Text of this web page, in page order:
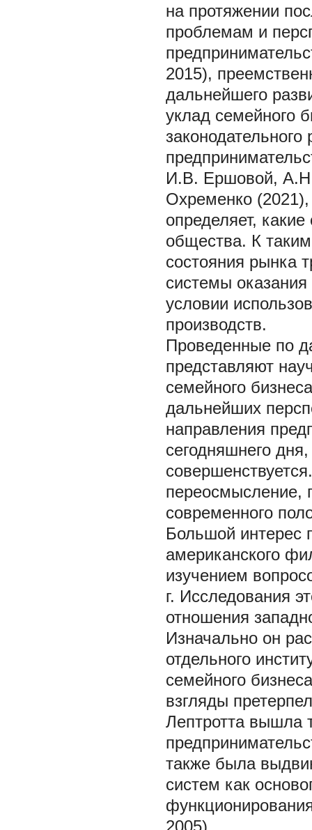
на протяжении
проблемам и
2015),
дальнейшего
уклад семейного
законодательного
И.В. Ершовой,
Охременко (2021),
определяет,
общества. К
состояния рынка
системы оказания
условии
производств.
Проведенные по
представляют
семейного
дальнейших
направления
сегодняшнего
переосмысление,
современного
Большой интерес
американского
изучением
г. Исследования
отношения
Изначально он
отдельного
семейного
взгляды
Лептротта вышла
также была
систем как
2005).